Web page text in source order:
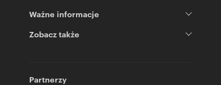
Ważne informacje
Zobacz także
Partnerzy